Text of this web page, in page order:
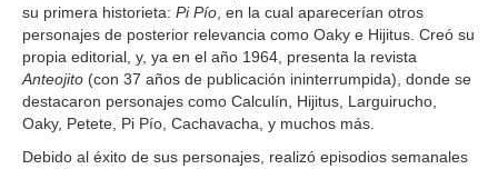
su primera historieta: Pi Pío , en la cual aparecerían otros
personajes de posterior relevancia como Oaky e Hijitus. Creó su
propia editorial, y, ya en el año 1964, presenta la revista
Anteojito (con 37 años de publicación ininterrumpida), donde se
destacaron personajes como Calculín, Hijitus, Larguirucho,
Oaky, Petete, Pi Pío, Cachavacha, y muchos más.
Debido al éxito de sus personajes, realizó episodios semanales